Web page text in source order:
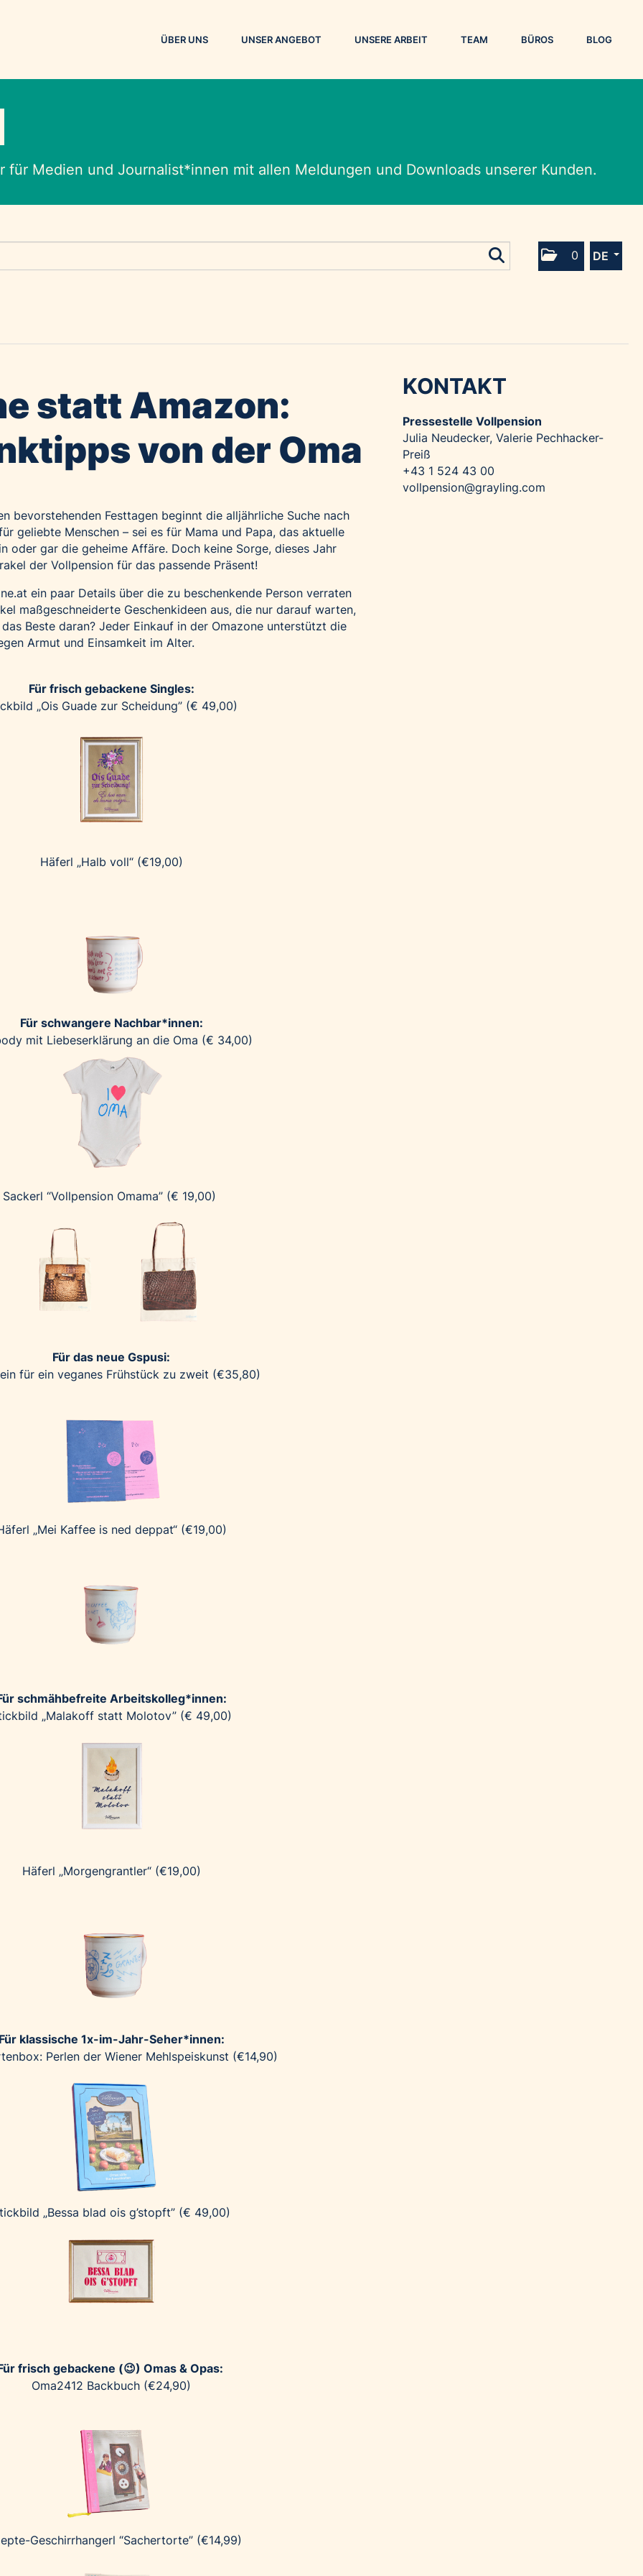
ÜBER UNS UNSER ANGEBOT UNSERE ARBEIT TEAM BÜROS BLOG
Medien und Journalist*innen mit allen Meldungen und Downloads unserer Kunden.
0 DE
statt Amazon:
von der Oma
bevorstehenden Festtagen beginnt die alljährliche Suche nach
geliebte Menschen – sei es für Mama und Papa, das aktuelle
oder gar die geheime Affäre. Doch keine Sorge, dieses Jahr
der Vollpension für das passende Präsent!
ein paar Details über die zu beschenkende Person verraten
maßgeschneiderte Geschenkideen aus, die nur darauf warten,
Beste daran? Jeder Einkauf in der Omazone unterstützt die
Armut und Einsamkeit im Alter.
Für frisch gebackene Singles:
„Ois Guade zur Scheidung” (€ 49,00)
Häferl „Halb voll“ (€19,00)
Für schwangere Nachbar*innen:
mit Liebeserklärung an die Oma (€ 34,00)
Sackerl “Vollpension Omama” (€ 19,00)
Für das neue Gspusi:
für ein veganes Frühstück zu zweit (€35,80)
„Mei Kaffee is ned deppat“ (€19,00)
schmähbefreite Arbeitskolleg*innen:
„Malakoff statt Molotov” (€ 49,00)
Häferl „Morgengrantler“ (€19,00)
klassische 1x-im-Jahr-Seher*innen:
Perlen der Wiener Mehlspeiskunst (€14,90)
„Bessa blad ois g’stopft” (€ 49,00)
frisch gebackene (😉) Omas & Opas:
Oma2412 Backbuch (€24,90)
Geschirrhangerl “Sachertorte” (€14,99)
KONTAKT
Pressestelle Vollpension
Julia Neudecker, Valerie Pechhacker-
Preiß
+43 1 524 43 00
vollpension@grayling.com